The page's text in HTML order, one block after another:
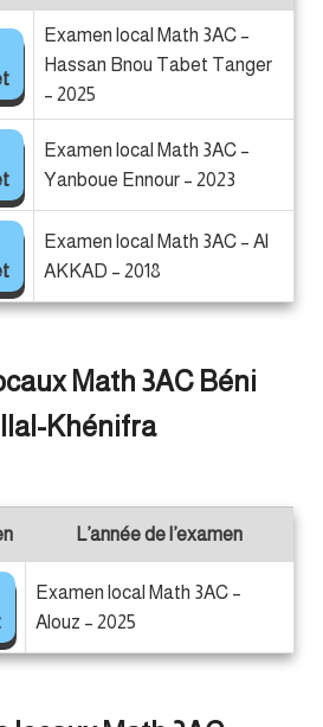
Examen local Math 3AC –
Hassan Bnou Tabet Tanger
– 2025
Examen local Math 3AC –
Yanboue Ennour – 2023
Examen local Math 3AC – Al
AKKAD – 2018
Math 3AC Béni
Khénifra
L’année de l’examen
Examen local Math 3AC –
Alouz – 2025